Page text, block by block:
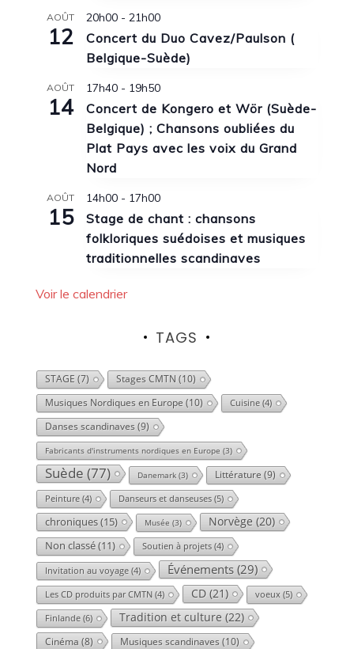
AOÛT
12
20h00- 21h00
Concert du Duo Cavez/Paulson (
Belgique-Suède)
AOÛT
14
17h40- 19h50
Concert de Kongero et Wör (Suède-
Belgique) ; Chansons oubliées du
Plat Pays avec les voix du Grand
Nord
AOÛT
15
14h00- 17h00
Stage de chant : chansons
folkloriques suédoises et musiques
traditionnelles scandinaves
Voir le calendrier
TAGS
STAGE (7) Stages CMTN (10)
Musiques Nordiques en Europe (10) Cuisine(4)
Danses scandinaves (9)
Fabricants d'instruments nordiques en Europe (3)
Suède (77) Danemark(3) Littérature (9)
Peinture(4) Danseurs et danseuses(5)
chroniques(15) Musée (3) Norvège (20)
Non classé(11) Soutien à projets(4)
Invitation au voyage(4) Événements(29)
Les CD produits par CMTN(4) CD(21) voeux(5)
Finlande(6) Tradition et culture (22)
Cinéma (8) Musiques scandinaves (10)